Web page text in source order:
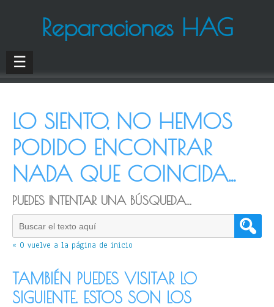
Reparaciones HAG
☰
LO SIENTO, NO HEMOS
PODIDO ENCONTRAR
NADA QUE COINCIDA...
PUEDES INTENTAR UNA BÚSQUEDA...
« O vuelve a la página de inicio
TAMBIÉN PUEDES VISITAR LO
SIGUIENTE. ESTOS SON LOS